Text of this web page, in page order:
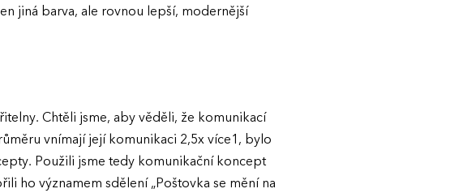
jiná barva, ale rovnou lepší, modernější
Chtěli jsme, aby věděli, že komunikací
vnímají její komunikaci 2,5x více1, bylo
Použili jsme tedy komunikační koncept
ho významem sdělení „Poštovka se mění na